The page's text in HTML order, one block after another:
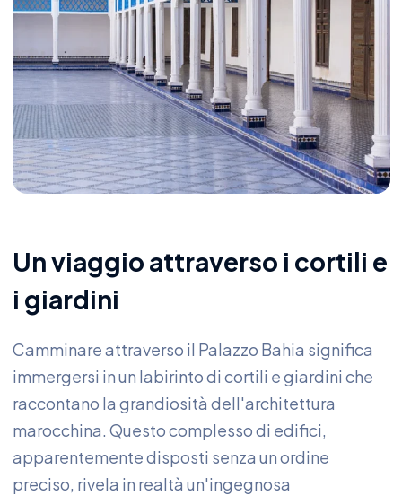
Un viaggio attraverso i cortili e
i giardini
Camminare attraverso il Palazzo Bahia significa
immergersi in un labirinto di cortili e giardini che
raccontano la grandiosità dell'architettura
marocchina. Questo complesso di edifici,
apparentemente disposti senza un ordine
preciso, rivela in realtà un'ingegnosa